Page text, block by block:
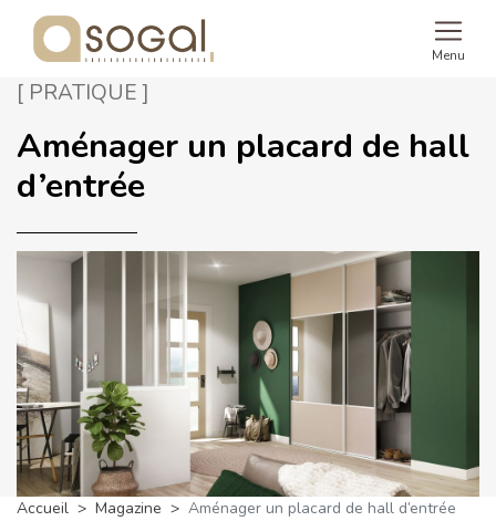
Menu
[ PRATIQUE ]
Aménager un placard de hall
d’entrée
Accueil Magazine Aménager un placard de hall d’entrée